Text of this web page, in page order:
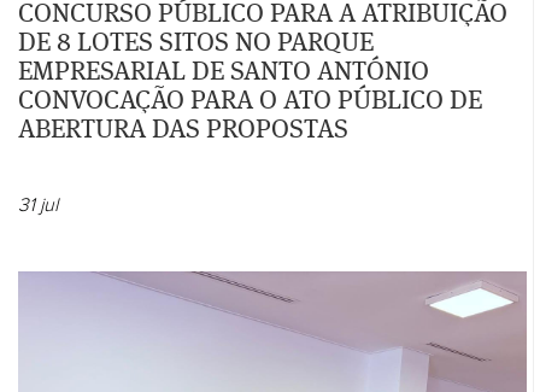
CONCURSO PÚBLICO PARA A ATRIBUIÇÃO
DE 8 LOTES SITOS NO PARQUE
EMPRESARIAL DE SANTO ANTÓNIO
CONVOCAÇÃO PARA O ATO PÚBLICO DE
ABERTURA DAS PROPOSTAS
31 jul